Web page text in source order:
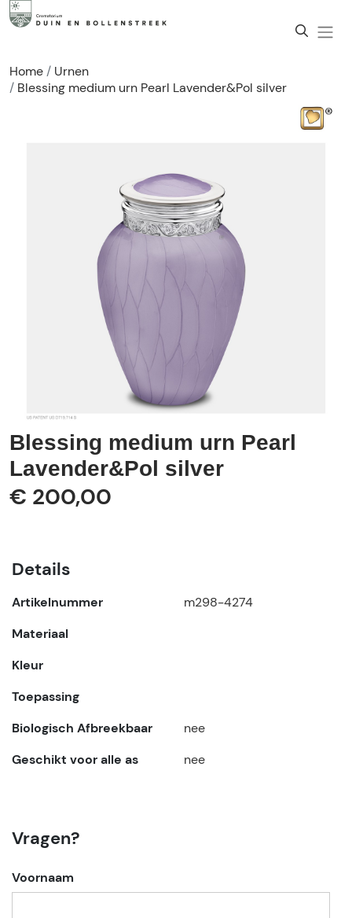
Home
Urnen
Blessing medium urn Pearl Lavender&Pol silver
Blessing medium urn Pearl
Lavender&Pol silver
€ 200,00
Details
Artikelnummer
m298-4274
Materiaal
Kleur
Toepassing
Biologisch Afbreekbaar
nee
Geschikt voor alle as
nee
Vragen?
Voornaam